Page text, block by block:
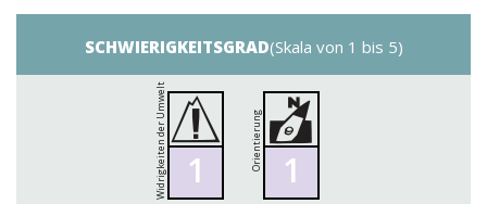
SCHWIERIGKEITSGRAD(Skala von 1 bis 5)
Widrigkeiten der Umwelt 1 Orientierung 1